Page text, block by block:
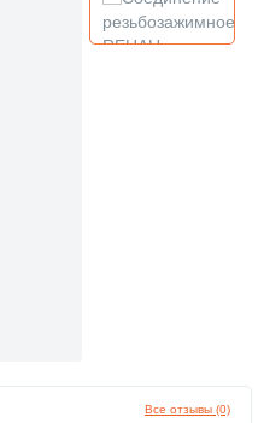
Все отзывы (0)